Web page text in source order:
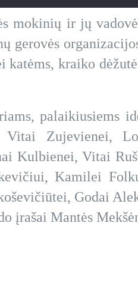
mokinių ir jų
katėms, kraiko
palaikiusiems
Zujevienei,
Vitai
Kamilei
Godai
įrašai Mantės